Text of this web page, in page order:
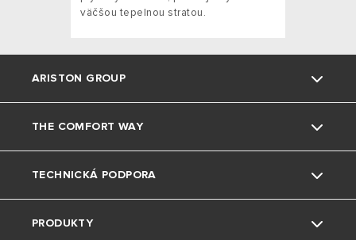
väčšou tepelnou stratou.
ARISTON GROUP
Kto sme
Skupina
Pobočky Ariston SK
THE COMFORT WAY
Triky a tipy
Bývanie
TECHNICKÁ PODPORA
Kontaktujte nás
PRODUKTY